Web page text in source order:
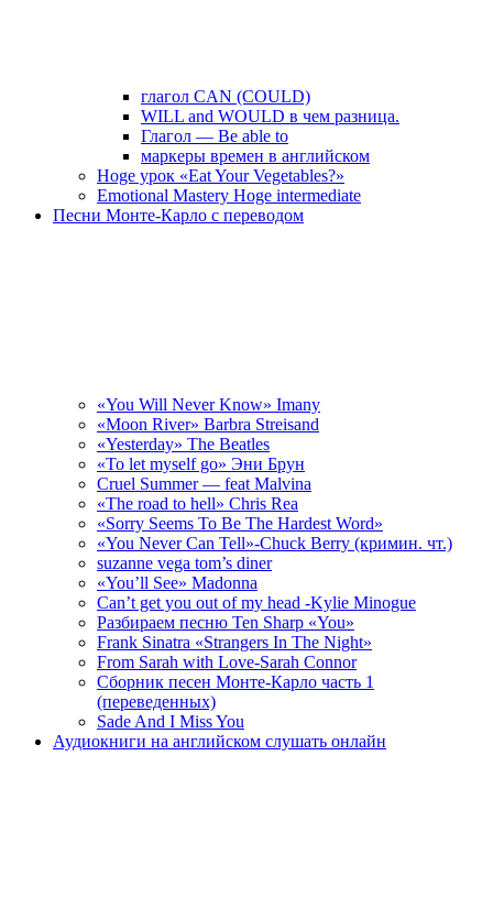
глагол CAN (COULD)
WILL and WOULD в чем разница.
Глагол — Be able to
маркеры времен в английском
Hoge урок «Eat Your Vegetables?»
Emotional Mastery Hoge intermediate
Песни Монте-Карло с переводом
«You Will Never Know» Imany
«Moon River» Barbra Streisand
«Yesterday» The Beatles
«To let myself go» Эни Брун
Cruel Summer — feat Malvina
«The road to hell» Chris Rea
«Sorry Seems To Be The Hardest Word»
«You Never Can Tell»-Chuck Berry (кримин. чт.)
suzanne vega tom’s diner
«You’ll See» Madonna
Can’t get you out of my head -Kylie Minogue
Разбираем песню Ten Sharp «You»
Frank Sinatra «Strangers In The Night»
From Sarah with Love-Sarah Connor
Сборник песен Монте-Карло часть 1
(переведенных)
Sade And I Miss You
Аудиокниги на английском слушать онлайн